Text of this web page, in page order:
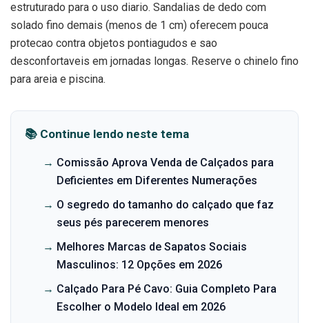
estruturado para o uso diario. Sandalias de dedo com
solado fino demais (menos de 1 cm) oferecem pouca
protecao contra objetos pontiagudos e sao
desconfortaveis em jornadas longas. Reserve o chinelo fino
para areia e piscina.
📚 Continue lendo neste tema
→ Comissão Aprova Venda de Calçados para
Deficientes em Diferentes Numerações
→ O segredo do tamanho do calçado que faz
seus pés parecerem menores
→ Melhores Marcas de Sapatos Sociais
Masculinos: 12 Opções em 2026
→ Calçado Para Pé Cavo: Guia Completo Para
Escolher o Modelo Ideal em 2026